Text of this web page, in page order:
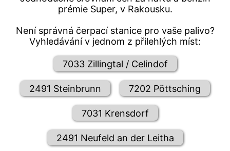
prémie Super, v Rakousku.
Není správná čerpací stanice pro vaše palivo?
Vyhledávání v jednom z přilehlých míst:
7033 Zillingtal / Celindof
2491 Steinbrunn 7202 Pöttsching
7031 Krensdorf
2491 Neufeld an der Leitha